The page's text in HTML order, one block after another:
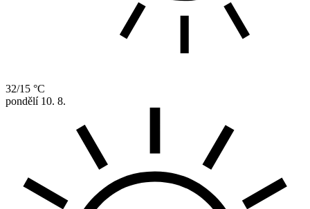
32/15 °C
pondělí 10. 8.